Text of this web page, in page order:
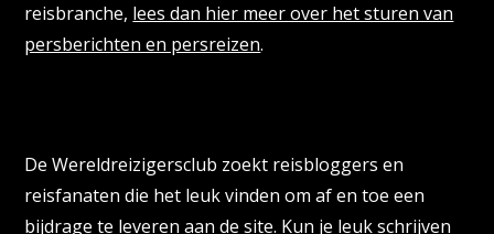
reisbranche, lees dan hier meer over het sturen van
persberichten en persreizen.
De Wereldreizigersclub zoekt reisbloggers en
reisfanaten die het leuk vinden om af en toe een
bijdrage te leveren aan de site. Kun je leuk schrijven